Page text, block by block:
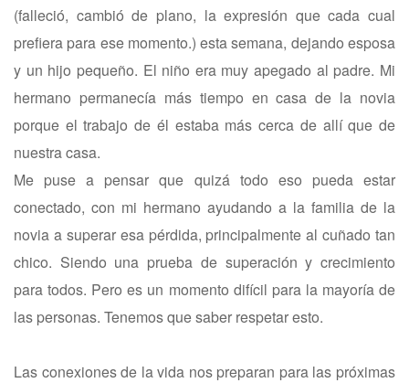
(falleció, cambió de plano, la expresión que cada cual
prefiera para ese momento.) esta semana, dejando esposa
y un hijo pequeño. El niño era muy apegado al padre. Mi
hermano permanecía más tiempo en casa de la novia
porque el trabajo de él estaba más cerca de allí que de
nuestra casa.
Me puse a pensar que quizá todo eso pueda estar
conectado, con mi hermano ayudando a la familia de la
novia a superar esa pérdida, principalmente al cuñado tan
chico. Siendo una prueba de superación y crecimiento
para todos. Pero es un momento difícil para la mayoría de
las personas. Tenemos que saber respetar esto.
Las conexiones de la vida nos preparan para las próximas